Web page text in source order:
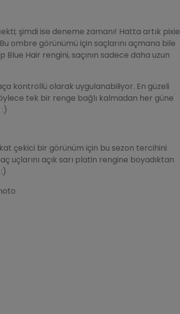
şimdi ise deneme zamanı! Hatta artık pixie
ombre görünümü için saçlarını açmana bile
Hair rengini, saçının sadece daha uzun
kontrollü olarak uygulanabiliyor. En güzeli
tek bir renge bağlı kalmadan her güne
çekici bir görünüm için bu sezon tercihini
uçlarını açık sarı platin rengine boyadıktan